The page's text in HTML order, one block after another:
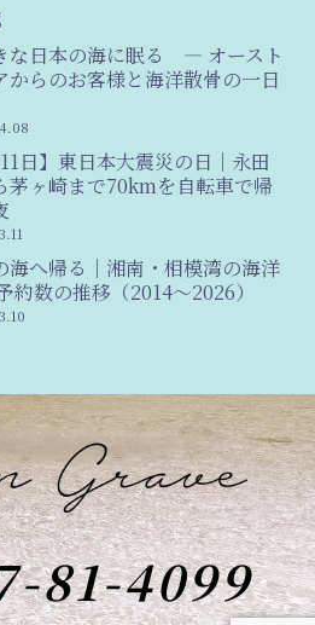
な日本の海に眠る ― オースト
からのお客様と海洋散骨の一日
11日】東日本大震災の日｜永田
茅ヶ崎まで70kmを自転車で帰
海へ帰る｜湘南・相模湾の海洋
約数の推移（2014〜2026）
81-4099